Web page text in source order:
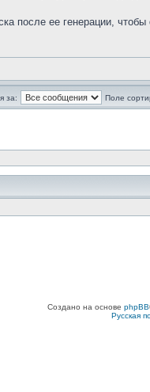
после ее генерации,
за: Поле
Создано на основе phpBB
Русская